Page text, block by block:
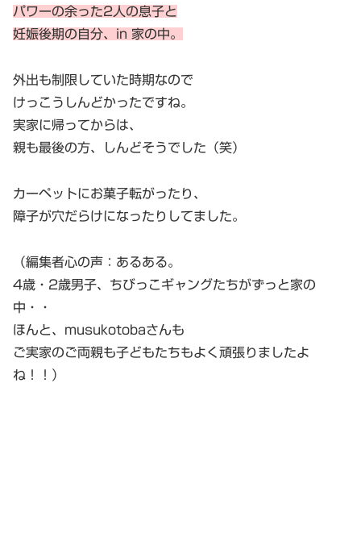
パワーの余った2人の息子と
妊娠後期の自分、in 家の中。
外出も制限していた時期なので
けっこうしんどかったですね。
実家に帰ってからは、
親も最後の方、しんどそうでした（笑）
カーペットにお菓子転がったり、
障子が穴だらけになったりしてました。
（編集者心の声：あるある。
4歳・2歳男子、ちびっこギャングたちがずっと家の
中・・
ほんと、musukotobaさんも
ご実家のご両親も子どもたちもよく頑張りましたよ
ね！！）